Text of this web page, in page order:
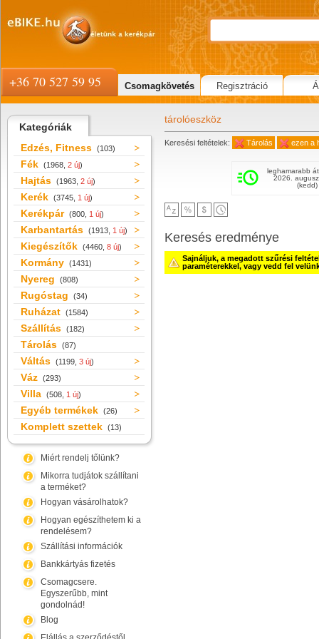
Kategóriák
Edzés, Fitness (103)
Fék (1968, 2 új)
Hajtás (1963, 2 új)
Kerék (3745, 1 új)
Kerékpár (800, 1 új)
Karbantartás (1913, 1 új)
Kiegészítők (4460, 8 új)
Kormány (1431)
Nyereg (808)
Rugóstag (34)
Ruházat (1584)
Szállítás (182)
Tárolás (87)
Váltás (1199, 3 új)
Váz (293)
Villa (508, 1 új)
Egyéb termékek (26)
Komplett szettek (13)
Miért rendelj tőlünk?
Mikorra tudjátok szállítani
a terméket?
Hogyan vásárolhatok?
Hogyan egészíthetem ki a
rendelésem?
Szállítási információk
Bankkártyás fizetés
Csomagcsere.
Egyszerűbb, mint
gondolnád!
Blog
tárolóeszköz
Keresési feltételek: Tárolás ezen a
leghamarabb
2026.
(kedd)
Keresés eredménye
Sajnáljuk, a megadott szűrési
paraméterekkel, vagy vedd fel
+36 70 527 59 95 Csomagkövetés Regisztráció